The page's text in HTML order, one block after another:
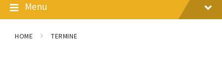
Menu
HOME TERMINE